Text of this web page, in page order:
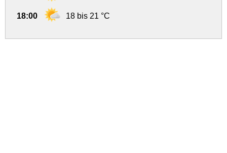
18:00 18 bis 21 °C